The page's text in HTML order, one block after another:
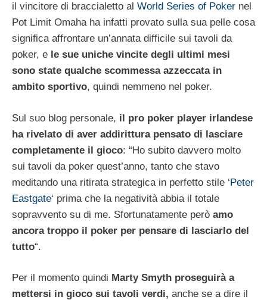
il vincitore di braccialetto al World Series of Poker nel
Pot Limit Omaha ha infatti provato sulla sua pelle cosa
significa affrontare un’annata difficile sui tavoli da
poker, e le sue uniche vincite degli ultimi mesi
sono state qualche scommessa azzeccata in
ambito sportivo, quindi nemmeno nel poker.
Sul suo blog personale, il pro poker player irlandese
ha rivelato di aver addirittura pensato di lasciare
completamente il gioco: “Ho subito davvero molto
sui tavoli da poker quest’anno, tanto che stavo
meditando una ritirata strategica in perfetto stile ‘Peter
Eastgate‘ prima che la negatività abbia il totale
sopravvento su di me. Sfortunatamente però amo
ancora troppo il poker per pensare di lasciarlo del
tutto“.
Per il momento quindi Marty Smyth proseguirà a
mettersi in gioco sui tavoli verdi, anche se a dire il